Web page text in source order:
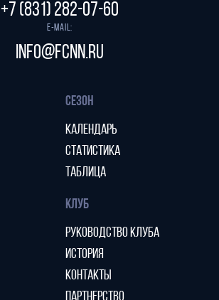
+7 (831) 282-07-60
E-mail:
info@fcnn.ru
СЕЗОН
КАЛЕНДАРЬ
СТАТИСТИКА
ТАБЛИЦА
КЛУБ
РУКОВОДСТВО КЛУБА
ИСТОРИЯ
КОНТАКТЫ